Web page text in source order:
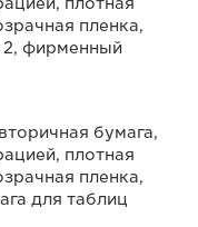
пленка,
2, фирменный
бумага,
плотная
пленка,
для таблиц